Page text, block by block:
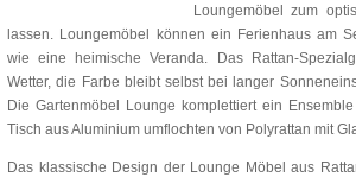
Loungemöbel zum
lassen. Loungemöbel können ein Ferienhaus am
wie eine heimische Veranda. Das Rattan-
Wetter, die Farbe bleibt selbst bei langer
Die Gartenmöbel Lounge komplettiert ein
Tisch aus Aluminium umflochten von Polyrattan mit
Das klassische Design der Lounge Möbel aus